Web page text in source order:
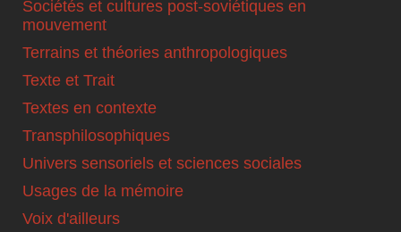
Sociétés et cultures post-soviétiques en
mouvement
Terrains et théories anthropologiques
Texte et Trait
Textes en contexte
Transphilosophiques
Univers sensoriels et sciences sociales
Usages de la mémoire
Voix d'ailleurs